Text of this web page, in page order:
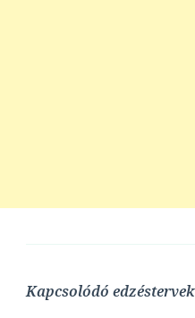
Kapcsolódó edzéstervek